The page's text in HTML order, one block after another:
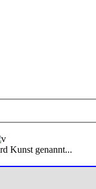
Kunst genannt...